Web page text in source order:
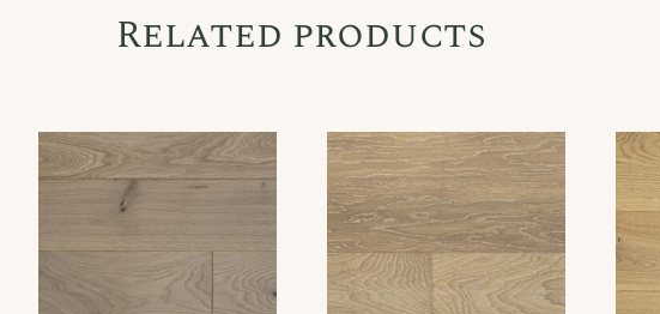
Related products